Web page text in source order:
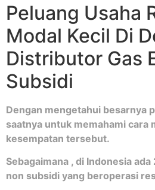
Peluang Usaha
Modal Kecil Di
Distributor Gas
Subsidi
Dengan mengetahui besarnya
saatnya untuk memahami cara
kesempatan tersebut.
Sebagaimana , di Indonesia
non subsidi yang beroperasi